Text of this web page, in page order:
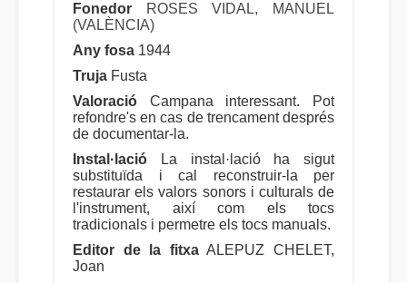
Fonedor
ROSES VIDAL, MANUEL
(VALÈNCIA)
Any fosa 1944
Truja Fusta
Valoració Campana interessant. Pot
refondre's en cas de trencament després
de documentar-la.
Instal·lació La instal·lació ha sigut
substituïda i cal reconstruir-la per
restaurar els valors sonors i culturals de
l'instrument, així com els tocs
tradicionals i permetre els tocs manuals.
Editor de la fitxaALEPUZ CHELET,
Joan